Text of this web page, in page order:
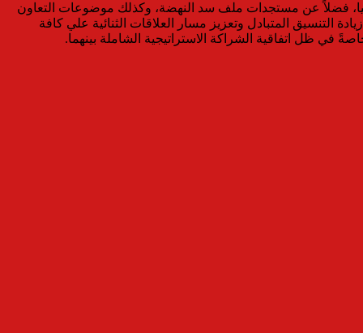
فضلاً عن مستجدات ملف سد النهضة، وكذلك موضوعات التعاون
التنسيق المتبادل وتعزيز مسار العلاقات الثنائية علي كافة
في ظل اتفاقية الشراكة الاستراتيجية الشاملة بينهما.